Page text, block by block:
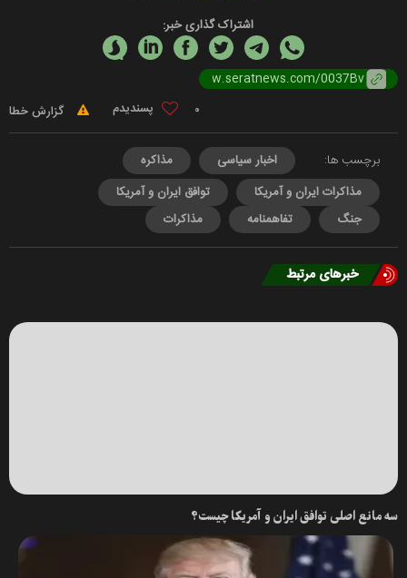
اشتراک گذاری خبر:
0 گزارش خطا
برچسب ها: اخبار سیاسی
مذاکره
مذاکرات ایران و آمریکا
توافق ایران و آمریکا
جنگ
تفاهمنامه مذاکرات
خبرهای مرتبط
سه مانع اصلی توافق ایران و آمریکا چیست؟